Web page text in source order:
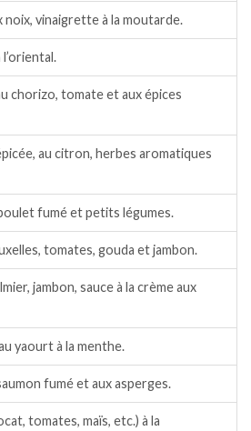
noix, vinaigrette à la moutarde.
chorizo, tomate et aux épices
au citron, herbes aromatiques
fumé et petits légumes.
tomates, gouda et jambon.
jambon, sauce à la crème aux
yaourt à la menthe.
fumé et aux asperges.
tomates, maïs, etc.) à la